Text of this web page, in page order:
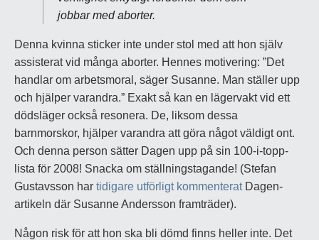
jobbar med aborter.
Denna kvinna sticker inte under stol med att hon själv
assisterat vid många aborter. Hennes motivering: ”Det
handlar om arbetsmoral, säger Susanne. Man ställer upp
och hjälper varandra.” Exakt så kan en lägervakt vid ett
dödsläger också resonera. De, liksom dessa
barnmorskor, hjälper varandra att göra något väldigt ont.
Och denna person sätter Dagen upp på sin 100-i-topp-
lista för 2008! Snacka om ställningstagande! (Stefan
Gustavsson har tidigare utförligt kommenteratDagen-
artikeln där Susanne Andersson framträder).
Någon risk för att hon ska bli dömd finns heller inte. Det